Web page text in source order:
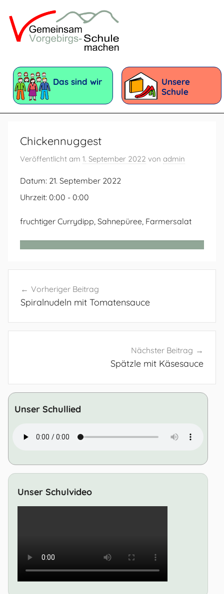
Inhalt
springen
Vorgebirgsschule
mit
dem
Förderschwerpunkt:
Das sind wir
Unsere
Schule
Chickennuggest
Veröffentlicht am 1. September 2022 von admin
Datum: 21. September 2022
Uhrzeit: 0:00 - 0:00
fruchtiger Currydipp, Sahnepüree, Farmersalat
Vorheriger Beitrag
Spiralnudeln mit Tomatensauce
Nächster Beitrag
Spätzle mit Käsesauce
Unser Schullied
Unser Schulvideo